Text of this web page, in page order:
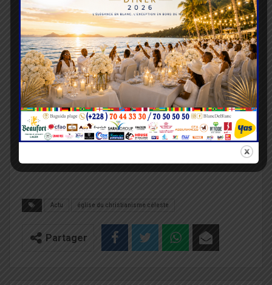
surtout l’unité, afin que Son nom soit glorifié ».
Pour clore son allocution, le Révérend Pasteur
Naphtal Kossi AGBI a prononcé une prière
puissante.
« Que le Dieu d’Oschofa marche devant nous. Que
Sa lumière éclaire chacune de nos décisions. Que
Sa présence guide toutes nos activités », a t-il
Actu église du christianisme céleste
Partager